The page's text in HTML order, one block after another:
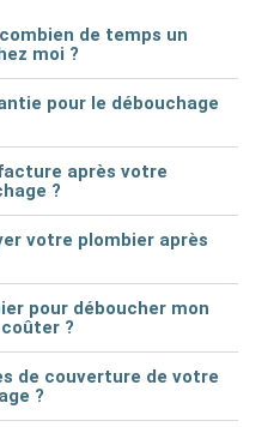
de temps un
moi ?
pour le débouchage
après votre
?
votre plombier après
pour déboucher mon
?
de couverture de votre
?